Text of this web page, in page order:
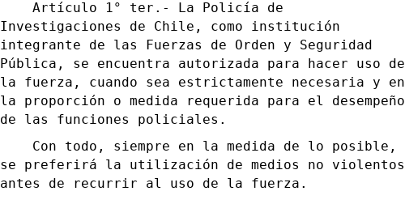
Artículo 1° ter.- La Policía de
Investigaciones de Chile, como institución
integrante de las Fuerzas de Orden y Seguridad
Pública, se encuentra autorizada para hacer uso de
la fuerza, cuando sea estrictamente necesaria y en
la proporción o medida requerida para el desempeño
de las funciones policiales.
Con todo, siempre en la medida de lo posible,
se preferirá la utilización de medios no violentos
antes de recurrir al uso de la fuerza.